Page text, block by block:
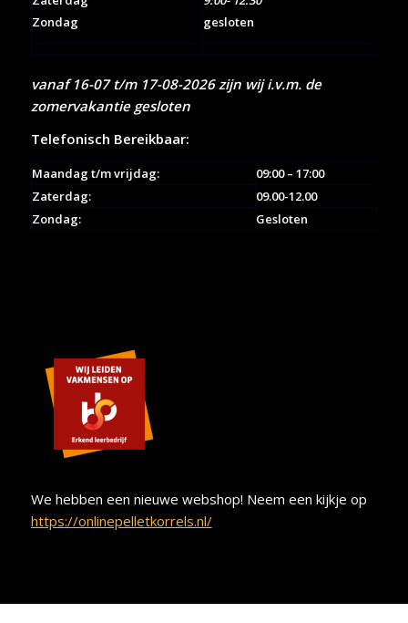
Zondag
gesloten
vanaf 16-07 t/m 17-08-2026 zijn wij i.v.m. de
zomervakantie gesloten
Telefonisch Bereikbaar:
Maandag t/m vrijdag:
09:00 – 17:00
Zaterdag:
09.00-12.00
Zondag:
Gesloten
We hebben een nieuwe webshop! Neem een kijkje op
https://onlinepelletkorrels.nl/